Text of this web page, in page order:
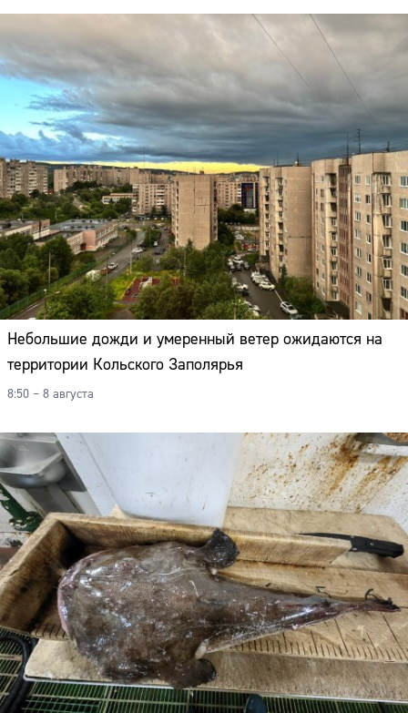
Небольшие дожди и умеренный ветер ожидаются на
территории Кольского Заполярья
8:50 – 8 августа